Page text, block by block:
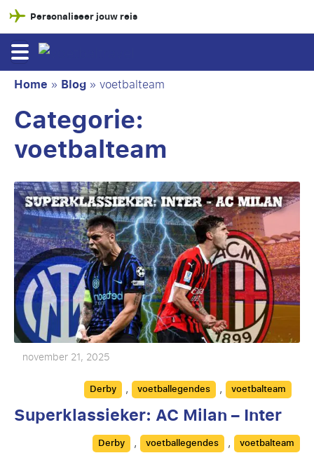
Personaliseer jouw reis
Home » Blog » voetbalteam
Categorie:
voetbalteam
november 21, 2025
Categories
Derby , voetballegendes , voetbalteam
Superklassieker: AC Milan – Inter
Categories
Derby , voetballegendes , voetbalteam